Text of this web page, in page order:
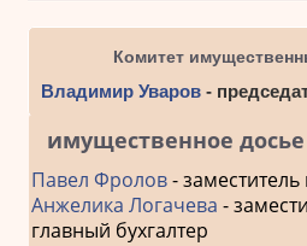
Комитет
Владимир Уваров-
имущественное досье
Павел Фролов- заместитель
Анжелика Логачева -
главный бухгалтер